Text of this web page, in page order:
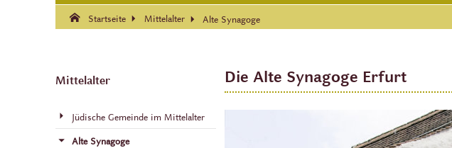
Startseite Mittelalter Alte Synagoge
Die Alte Synagoge Erfurt
Mittelalter
Jüdische Gemeinde im Mittelalter
Alte Synagoge